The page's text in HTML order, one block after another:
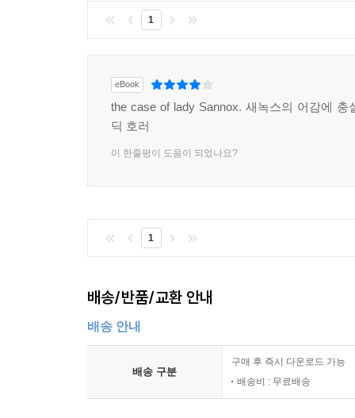
1
eBook
the case of lady Sannox. 새녹스의 어감에 충
딕 호러
이 한줄평이 도움이 되었나요?
1
배송/반품/교환 안내
배송 안내
배송 구분
구매 후 즉시 다운로드 가능
배송비 : 무료배송